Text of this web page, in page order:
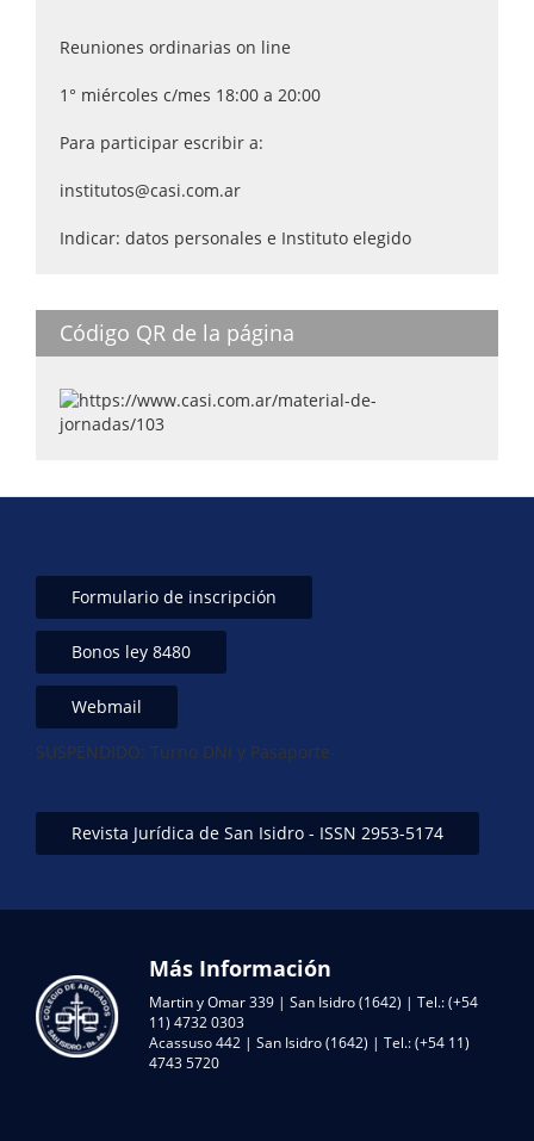
Reuniones ordinarias on line
1° miércoles c/mes 18:00 a 20:00
Para participar escribir a:
institutos@casi.com.ar
Indicar: datos personales e Instituto elegido
Código QR de la página
Formulario de inscripción
Bonos ley 8480
Webmail
SUSPENDIDO: Turno DNI y Pasaporte-
Revista Jurídica de San Isidro - ISSN 2953-5174
Más Información
Martin y Omar 339 | San Isidro (1642) | Tel.: (+54
11) 4732 0303
Acassuso 442 | San Isidro (1642) | Tel.: (+54 11)
4743 5720